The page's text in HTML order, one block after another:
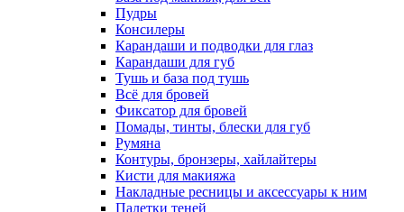
Пудры
Консилеры
Карандаши и подводки для глаз
Карандаши для губ
Тушь и база под тушь
Всё для бровей
Фиксатор для бровей
Помады, тинты, блески для губ
Румяна
Контуры, бронзеры, хайлайтеры
Кисти для макияжа
Накладные ресницы и аксессуары к ним
Палетки теней